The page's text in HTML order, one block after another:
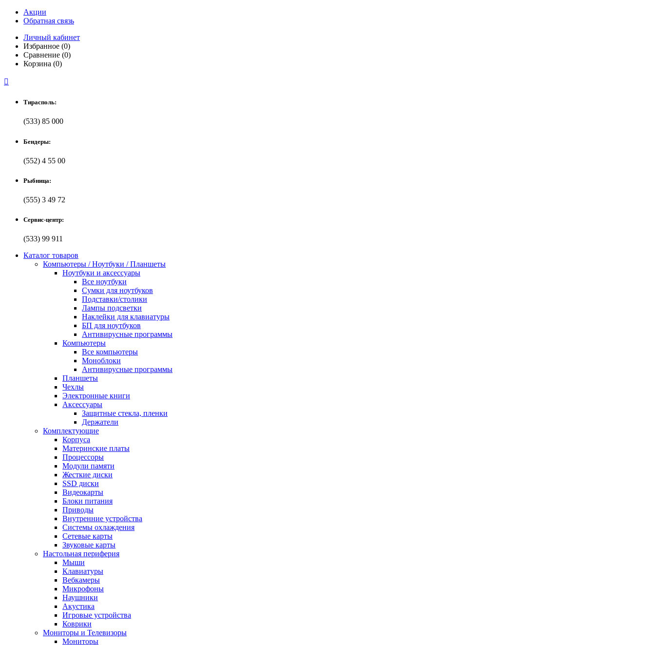
Акции
Обратная связь
Личный кабинет
Избранное (0)
Сравнение (0)
Корзина (0)

Тирасполь:
(533) 85 000
Бендеры:
(552) 4 55 00
Рыбница:
(555) 3 49 72
Сервис-центр:
(533) 99 911
Каталог товаров
Компьютеры / Ноутбуки / Планшеты
Ноутбуки и аксессуары
Все ноутбуки
Сумки для ноутбуков
Подставки/столики
Лампы подсветки
Наклейки для клавиатуры
БП для ноутбуков
Антивирусные программы
Компьютеры
Все компьютеры
Моноблоки
Антивирусные программы
Планшеты
Чехлы
Электронные книги
Аксессуары
Защитные стекла, пленки
Держатели
Комплектующие
Корпуса
Материнские платы
Процессоры
Модули памяти
Жесткие диски
SSD диски
Видеокарты
Блоки питания
Приводы
Внутренние устройства
Системы охлаждения
Сетевые карты
Звуковые карты
Настольная периферия
Мыши
Клавиатуры
Вебкамеры
Микрофоны
Наушники
Акустика
Игровые устройства
Коврики
Мониторы и Телевизоры
Мониторы